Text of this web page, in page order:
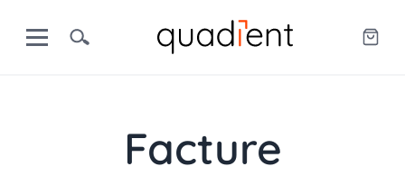
Facture